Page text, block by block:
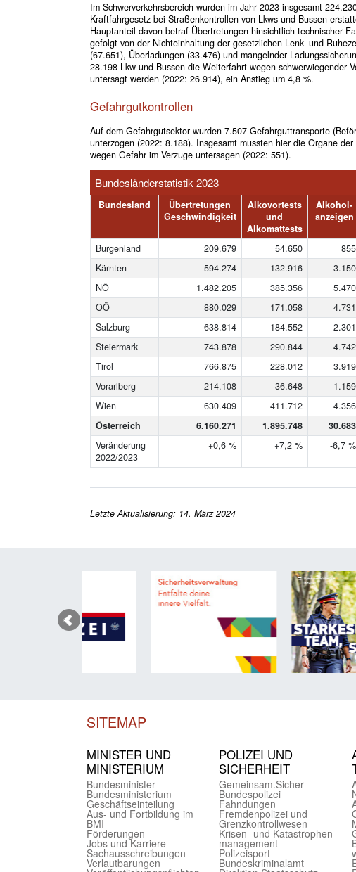
Im Schwerverkehrsbereich wurden im Jahr 2023 insgesamt
Kraftfahrgesetz bei Straßenkontrollen von Lkws und Bussen
Hauptanteil davon betraf Übertretungen hinsichtlich technischer
gefolgt von der Nichteinhaltung der gesetzlichen Lenk- und
(67.651), Überladungen (33.476) und mangelnder
28.198 Lkw und Bussen die Weiterfahrt wegen schwerwiegender
untersagt werden (2022: 26.914), ein Anstieg um 4,8 %.
Gefahrgutkontrollen
Auf dem Gefahrgutsektor wurden 7.507 Gefahrguttransporte
unterzogen (2022: 8.188). Insgesamt mussten hier die Organe
wegen Gefahr im Verzuge untersagen (2022: 551).
Bundesländerstatistik 2023
Bundesland
Übertretungen
Geschwindigkeit
Alkovortests
und
Alkomattests
Alkohol-
anzeigen
Burgenland 209.679 54.650 855
Kärnten
594.274 132.916 3.150
NÖ
1.482.205 385.356 5.470
OÖ
880.029 171.058 4.731
Salzburg
638.814 184.552 2.301
Steiermark
743.878 290.844 4.742
Tirol
766.875 228.012 3.919
Vorarlberg
214.108 36.648 1.159
Wien
630.409 411.712 4.356
Österreich
6.160.271 1.895.748 30.683
Veränderung
2022/2023
+0,6 % +7,2 % -6,7 %
Letzte Aktualisierung: 14. März 2024
SITEMAP
MINISTER UND
MINIST­ERIUM
Bundes­minister
Bundes­ministerium
Geschäfts­einteilung
Aus- und Fortbildung im
BMI
Förderungen
Jobs und Karriere
Sachaus­schreibungen
Verlautbarungen
POLIZEI UND
SICHER­HEIT
Gemein­sam.Sicher
Bundes­polizei
Fahndungen
Fremdenpolizei und
Grenzkontrollwesen
Krisen- und Katastrophen­
management
Polizeisport
Bundes­kriminal­amt